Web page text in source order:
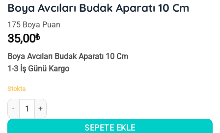
Boya Avcıları Budak Aparatı 10 Cm
175 Boya Puan
35,00₺
Boya Avcıları Budak Aparatı 10 Cm
1-3 İş Günü Kargo
Stokta
Boya Avcıları Budak Aparatı 10 Cm adet
SEPETE EKLE